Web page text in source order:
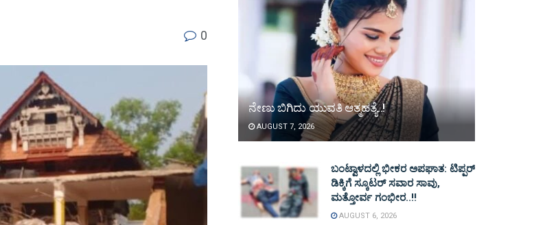
0
ನೇಣು ಬಿಗಿದು ಯುವತಿ ಆತ್ಮಹತ್ಯೆ..!
AUGUST 7, 2026
ಬಂಟ್ವಾಳದಲ್ಲಿ ಭೀಕರ ಅಪಘಾತ: ಟಿಪ್ಪರ್
ಡಿಕ್ಕಿಗೆ ಸ್ಕೂಟರ್ ಸವಾರ ಸಾವು,
ಮತ್ತೋರ್ವ ಗಂಭೀರ..!!
AUGUST 6, 2026